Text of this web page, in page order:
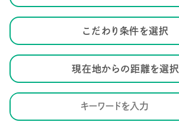
こだわり条件を選択
現在地からの距離を選択